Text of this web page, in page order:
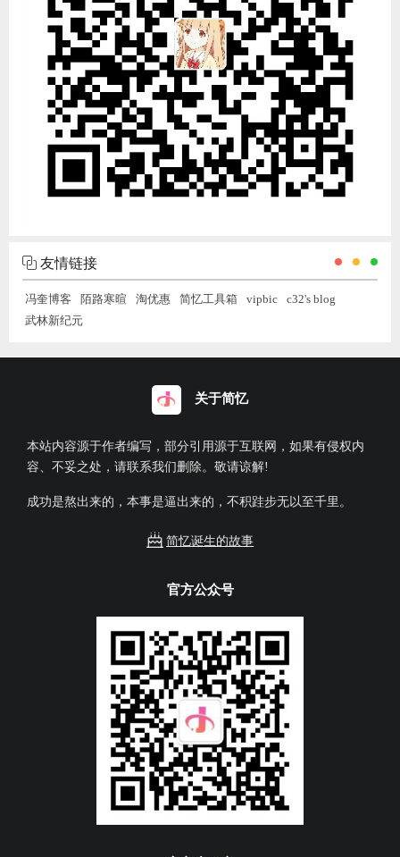
友情链接
冯奎博客 陌路寒暄 淘优惠 简忆工具箱 vipbic
c32's blog
武林新纪元
关于简忆
本站内容源于作者编写，部分引用源于互联网，如果有侵权内
容、不妥之处，请联系我们删除。敬请谅解!
成功是熬出来的，本事是逼出来的，不积跬步无以至千里。
简忆诞生的故事
官方公众号